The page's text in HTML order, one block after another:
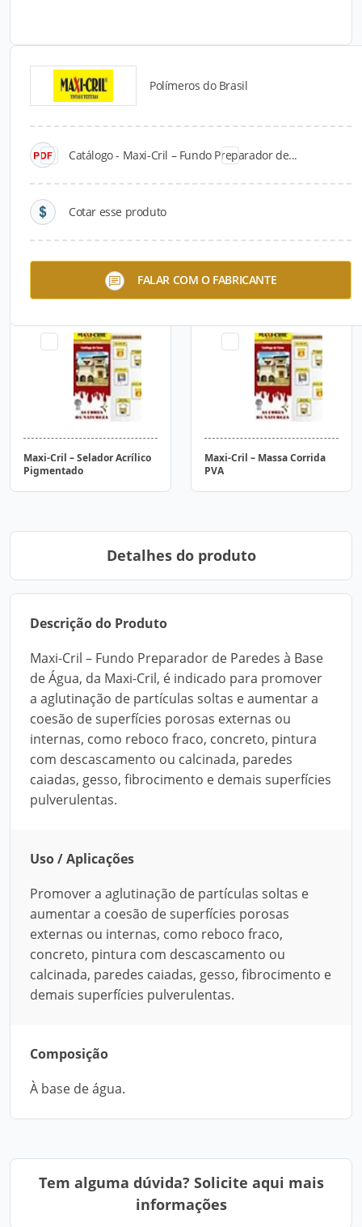
Polímeros do Brasil
Catálogo - Maxi-Cril – Fundo Preparador de...
Cotar esse produto
FALAR COM O FABRICANTE
Catálogos para Download
Maxi-Cril – Acrílico Super
Rendimento Fosco
Profissional
Maxi-Cril – Selador Acrílico
Pigmentado
Maxi-Cril – Massa Corrida
PVA
Detalhes do produto
Descrição do Produto
Maxi-Cril – Fundo Preparador de Paredes à Base
de Água, da Maxi-Cril, é indicado para promover
a aglutinação de partículas soltas e aumentar a
coesão de superfícies porosas externas ou
internas, como reboco fraco, concreto, pintura
com descascamento ou calcinada, paredes
caiadas, gesso, fibrocimento e demais superfícies
pulverulentas.
Uso / Aplicações
Promover a aglutinação de partículas soltas e
aumentar a coesão de superfícies porosas
externas ou internas, como reboco fraco,
concreto, pintura com descascamento ou
calcinada, paredes caiadas, gesso, fibrocimento e
demais superfícies pulverulentas.
Composição
À base de água.
Tem alguma dúvida? Solicite aqui mais
informações